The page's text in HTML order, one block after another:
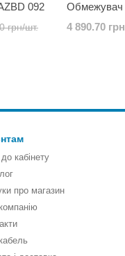
092
грн/шт.
Обмежувач
4 890.70
кабінету
про магазин